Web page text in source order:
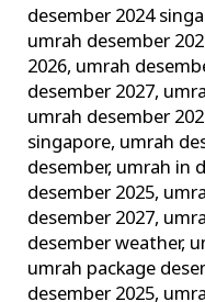
desember 2024
umrah desember
2026, umrah
desember 2027,
umrah desember
singapore, umrah
desember, umrah in
desember 2025,
desember 2027,
desember weather,
umrah package
desember 2025,